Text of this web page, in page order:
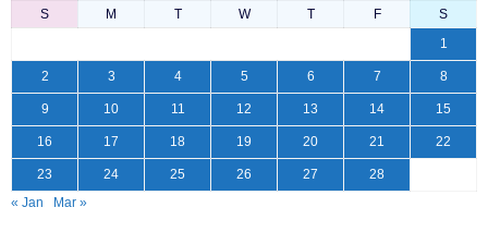
S M T W T F
S
1
2 3 4 5 6 7 8
9 10 11 12 13 14 15
16 17 18 19 20 21 22
23 24 25 26 27
28
« Jan
Mar »